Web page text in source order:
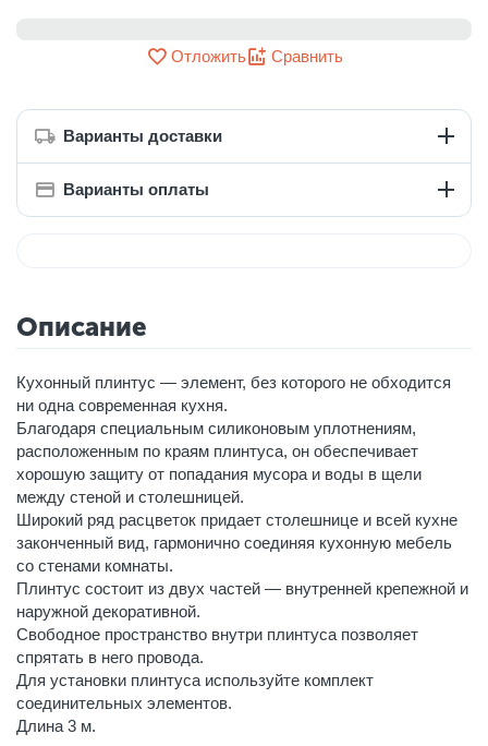
Отложить Сравнить
Варианты доставки
Варианты оплаты
Описание
Кухонный плинтус — элемент, без которого не обходится
ни одна современная кухня.
Благодаря специальным силиконовым уплотнениям,
расположенным по краям плинтуса, он обеспечивает
хорошую защиту от попадания мусора и воды в щели
между стеной и столешницей.
Широкий ряд расцветок придает столешнице и всей кухне
законченный вид, гармонично соединяя кухонную мебель
со стенами комнаты.
Плинтус состоит из двух частей — внутренней крепежной и
наружной декоративной.
Свободное пространство внутри плинтуса позволяет
спрятать в него провода.
Для установки плинтуса используйте комплект
соединительных элементов.
Длина 3 м.